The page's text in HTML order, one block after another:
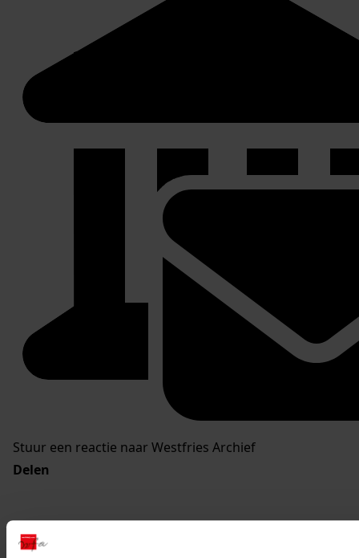
Stuur een reactie naar Westfries Archief
Delen